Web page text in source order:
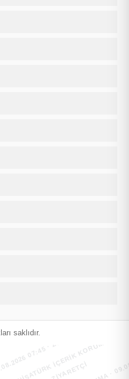
saklıdır.07:45 · ZIYARETÇI
MANİSATÜRK İÇERİK KORUMA